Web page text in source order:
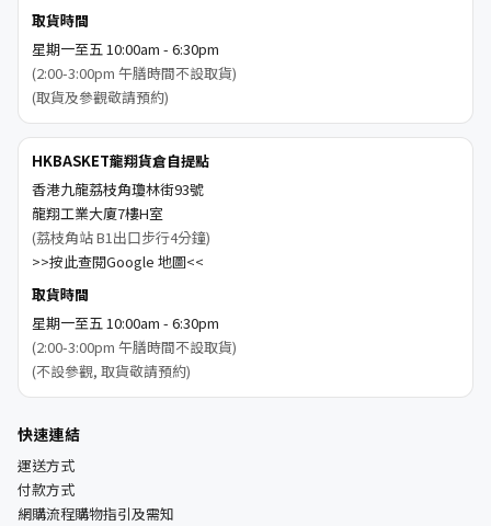
取貨時間
星期一至五 10:00am - 6:30pm
(2:00-3:00pm 午膳時間不設取貨)
(取貨及參觀敬請預約)
HKBASKET龍翔貨倉自提點
香港九龍荔枝角瓊林街93號
龍翔工業大廈7樓H室
(荔枝角站 B1出口步行4分鐘)
>>按此查閱Google 地圖<<
取貨時間
星期一至五 10:00am - 6:30pm
(2:00-3:00pm 午膳時間不設取貨)
(不設參觀, 取貨敬請預約)
快速連結
運送方式
付款方式
網購流程購物指引及需知